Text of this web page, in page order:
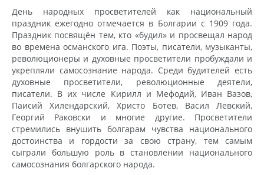
День народных просветителей как национальный
праздник ежегодно отмечается в Болгарии с 1909 года.
Праздник посвящён тем, кто «будил» и просвещал народ
во времена османского ига. Поэты, писатели, музыканты,
революционеры и духовные просветители пробуждали и
укрепляли самосознание народа. Среди будителей есть
духовные просветители, революционные деятели,
писатели. В их числе Кирилл и Мефодий, Иван Вазов,
Паисий Хилендарский, Христо Ботев, Васил Левский,
Георгий Раковски и многие другие. Просветители
стремились внушить болгарам чувства национального
достоинства и гордости за свою страну, тем самым
сыграли большую роль в становлении национального
самосознания болгарского народа.